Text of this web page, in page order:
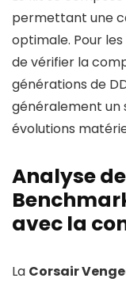
permettant une
optimale. Pour
de vérifier la
générations de
généralement un
évolutions
Analyse
avec la
La Corsair